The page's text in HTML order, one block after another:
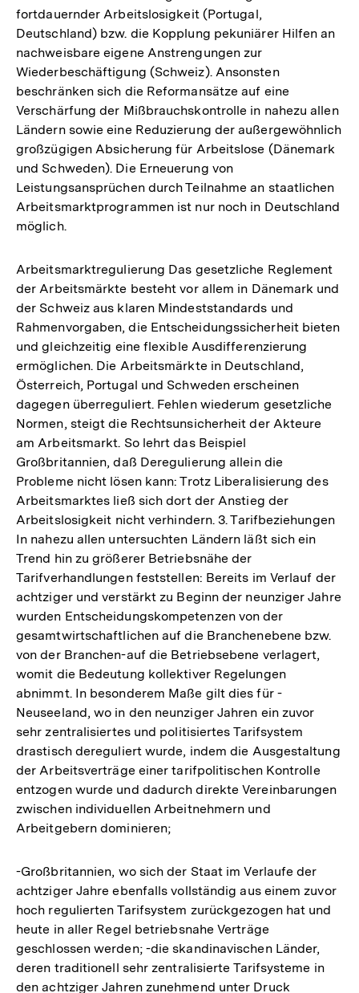
fortdauernder Arbeitslosigkeit (Portugal,
Deutschland) bzw. die Kopplung pekuniärer Hilfen an
nachweisbare eigene Anstrengungen zur
Wiederbeschäftigung (Schweiz). Ansonsten
beschränken sich die Reformansätze auf eine
Verschärfung der Mißbrauchskontrolle in nahezu allen
Ländern sowie eine Reduzierung der außergewöhnlich
großzügigen Absicherung für Arbeitslose (Dänemark
und Schweden). Die Erneuerung von
Leistungsansprüchen durch Teilnahme an staatlichen
Arbeitsmarktprogrammen ist nur noch in Deutschland
möglich.
Arbeitsmarktregulierung Das gesetzliche Reglement
der Arbeitsmärkte besteht vor allem in Dänemark und
der Schweiz aus klaren Mindeststandards und
Rahmenvorgaben, die Entscheidungssicherheit bieten
und gleichzeitig eine flexible Ausdifferenzierung
ermöglichen. Die Arbeitsmärkte in Deutschland,
Österreich, Portugal und Schweden erscheinen
dagegen überreguliert. Fehlen wiederum gesetzliche
Normen, steigt die Rechtsunsicherheit der Akteure
am Arbeitsmarkt. So lehrt das Beispiel
Großbritannien, daß Deregulierung allein die
Probleme nicht lösen kann: Trotz Liberalisierung des
Arbeitsmarktes ließ sich dort der Anstieg der
Arbeitslosigkeit nicht verhindern. 3. Tarifbeziehungen
In nahezu allen untersuchten Ländern läßt sich ein
Trend hin zu größerer Betriebsnähe der
Tarifverhandlungen feststellen: Bereits im Verlauf der
achtziger und verstärkt zu Beginn der neunziger Jahre
wurden Entscheidungskompetenzen von der
gesamtwirtschaftlichen auf die Branchenebene bzw.
von der Branchen-auf die Betriebsebene verlagert,
womit die Bedeutung kollektiver Regelungen
abnimmt. In besonderem Maße gilt dies für -
Neuseeland, wo in den neunziger Jahren ein zuvor
sehr zentralisiertes und politisiertes Tarifsystem
drastisch dereguliert wurde, indem die Ausgestaltung
der Arbeitsverträge einer tarifpolitischen Kontrolle
entzogen wurde und dadurch direkte Vereinbarungen
zwischen individuellen Arbeitnehmern und
Arbeitgebern dominieren;
-Großbritannien, wo sich der Staat im Verlaufe der
achtziger Jahre ebenfalls vollständig aus einem zuvor
hoch regulierten Tarifsystem zurückgezogen hat und
heute in aller Regel betriebsnahe Verträge
geschlossen werden; -die skandinavischen Länder,
deren traditionell sehr zentralisierte Tarifsysteme in
den achtziger Jahren zunehmend unter Druck